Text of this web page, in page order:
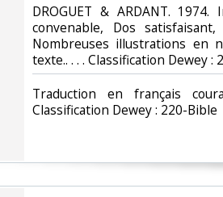
‎DROGUET & ARDANT.
convenable, Dos
Nombreuses illustrations en
texte.. . . . Classification Dewey :
‎Traduction en français
Classification Dewey : 220-Bible‎